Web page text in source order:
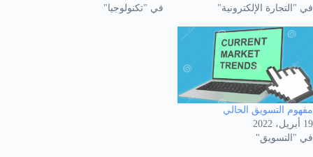
في "التجارة الإلكترونية"
في "تكنولوجيا"
مفهوم التسويق الحالي
19 أبريل، 2022
في "التسويق"